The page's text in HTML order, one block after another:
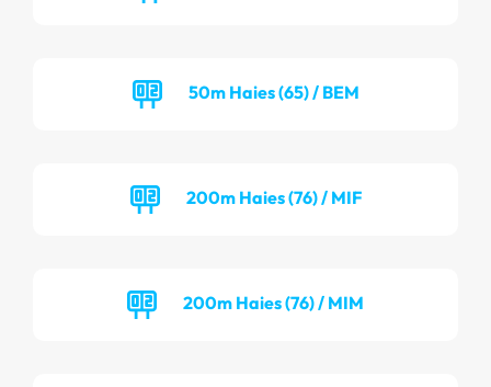
50m Haies (65) / BEM
200m Haies (76) / MIF
200m Haies (76) / MIM